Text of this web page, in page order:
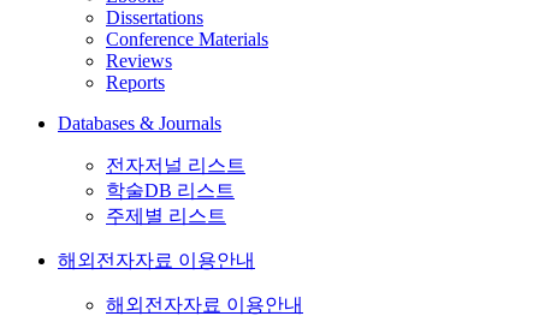
Dissertations
Conference Materials
Reviews
Reports
Databases & Journals
전자저널 리스트
학술DB 리스트
주제별 리스트
해외전자자료 이용안내
해외전자자료 이용안내